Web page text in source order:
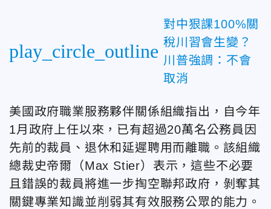
play_circle_outline
對中狠課100%關
稅川習會生變？
川普強調：不會
取消
美國政府職業服務夥伴關係組織指出，自今年
1月政府上任以來，已有超過20萬名公務員因
先前的裁員、退休和延遲聘用而離職。該組織
總裁史帝爾（Max Stier）表示，這些不必要
且錯誤的裁員將進一步掏空聯邦政府，剝奪其
關鍵專業知識並削弱其有效服務公眾的能力。